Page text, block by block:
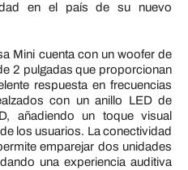
en el país de su nuevo
Mini cuenta con un woofer de
2 pulgadas que proporcionan
respuesta en frecuencias
con un anillo LED de
añadiendo un toque visual
los usuarios. La conectividad
emparejar dos unidades
una experiencia auditiva